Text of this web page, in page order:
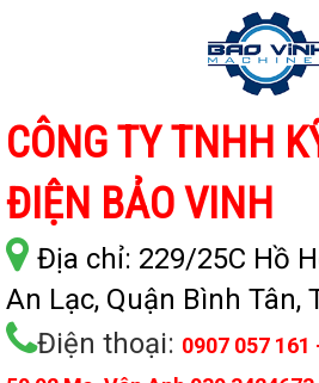
CÔNG TY TNHH
ĐIỆN BẢO VINH
Địa chỉ: 229/25C Hồ
An Lạc, Quận Bình Tân,
Điện thoại: 0907 057